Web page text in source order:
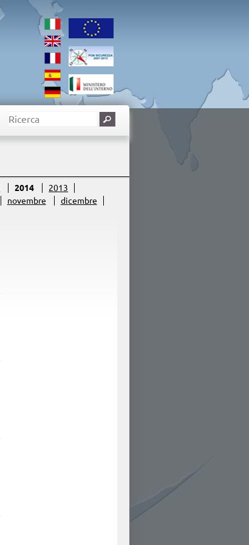
2014
2013
novembre dicembre